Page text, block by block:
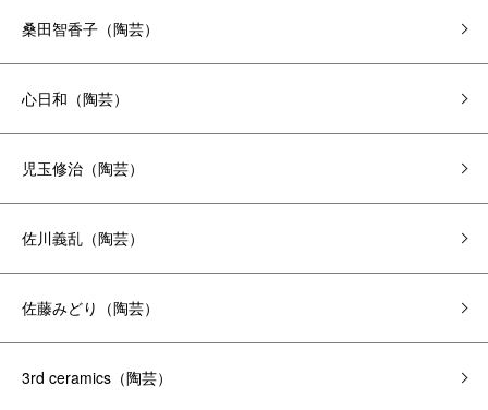
桑田智香子（陶芸）
心日和（陶芸）
児玉修治（陶芸）
佐川義乱（陶芸）
佐藤みどり（陶芸）
3rd ceramics（陶芸）